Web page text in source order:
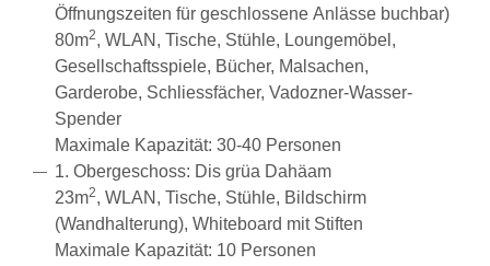
Öffnungszeiten für geschlossene Anlässe buchbar)
80m2, WLAN, Tische, Stühle, Loungemöbel,
Gesellschaftsspiele, Bücher, Malsachen,
Garderobe, Schliessfächer, Vadozner-Wasser-
Spender
Maximale Kapazität: 30-40 Personen
1. Obergeschoss: Dis grüa Dahäam
23m2, WLAN, Tische, Stühle, Bildschirm
(Wandhalterung), Whiteboard mit Stiften
Maximale Kapazität: 10 Personen